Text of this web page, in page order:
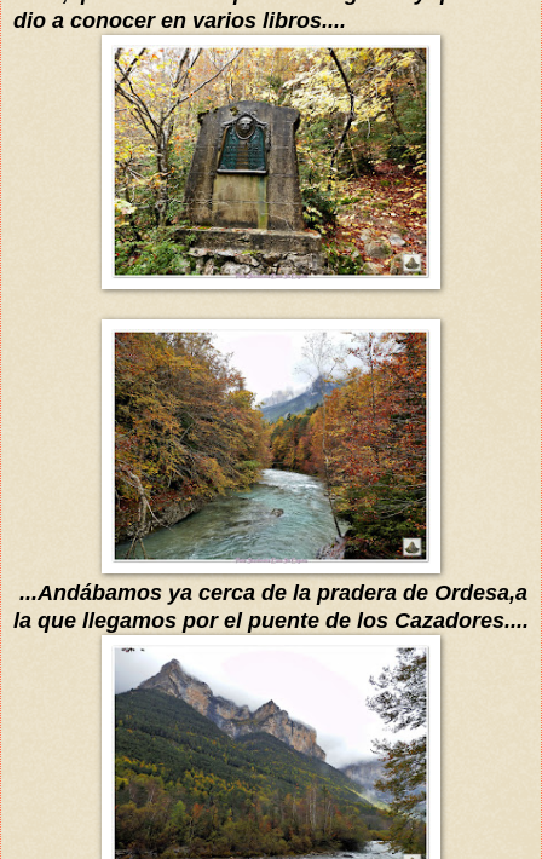
dio a conocer en varios libros....
...Andábamos ya cerca de la pradera de Ordesa,a
la que llegamos por el puente de los Cazadores....